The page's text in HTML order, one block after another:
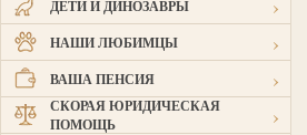
ДЕТИ И ДИНОЗАВРЫ
НАШИ ЛЮБИМЦЫ ›
ВАША ПЕНСИЯ ›
СКОРАЯ ЮРИДИЧЕСКАЯ
ПОМОЩЬ
›